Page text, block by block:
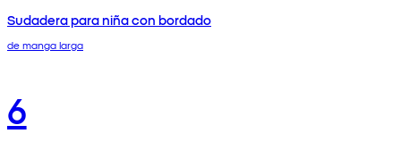
Sudadera para niña con bordado
de manga larga
6